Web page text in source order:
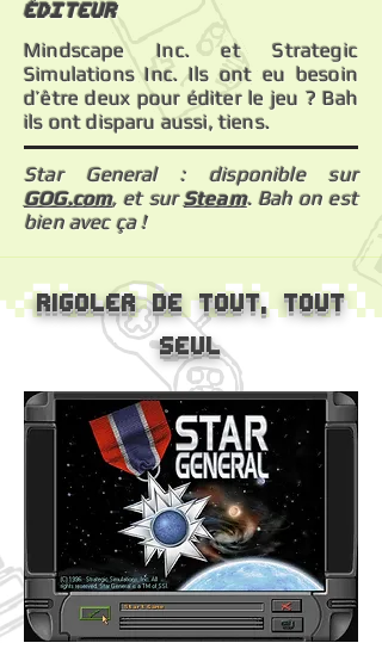
éDITEUR
Mindscape Inc. et Strategic
Simulations Inc. Ils ont eu besoin
d’être deux pour éditer le jeu ? Bah
ils ont disparu aussi, tiens.
Star General : disponible sur
GOG.com, et surSteam. Bah on est
bien avec ça !
Rigoler de tout, tout
seul